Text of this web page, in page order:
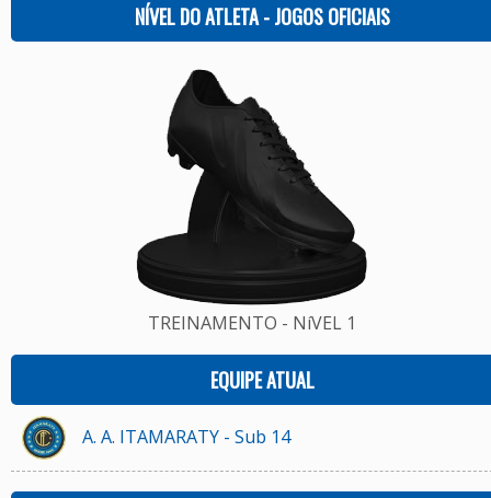
NÍVEL DO ATLETA - JOGOS OFICIAIS
TREINAMENTO - NíVEL 1
EQUIPE ATUAL
A. A. ITAMARATY - Sub 14